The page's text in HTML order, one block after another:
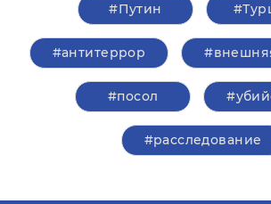
#Путин
#антитеррор
#посол
#расследование